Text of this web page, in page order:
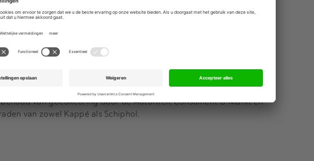
flexibel in te richten, met ruimte voor innovatie en een betere
retailer op Schiphol en daarmee een belangrijke partner, met de
Drugstore en Sunglasses. Kappé heeft ruim 300 medewerkers
van goedkeuring door de Autoriteit Consument & Markt en
van zowel Kappé als Schiphol.